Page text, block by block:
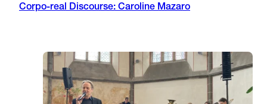
Corpo-real Discourse: Caroline Mazaro